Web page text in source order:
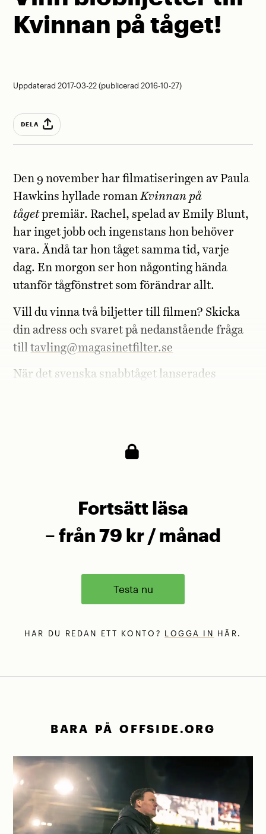
Kvinnan på tåget!
Uppdaterad 2017-03-22 (publicerad 2016-10-27)
DELA
Den 9 november har filmatiseringen av Paula
Hawkins hyllade romanKvinnan på
tågetpremiär. Rachel, spelad av Emily Blunt,
har inget jobb och ingenstans hon behöver
vara. Ändå tar hon tåget samma tid, varje
dag. En morgon ser hon någonting hända
utanför tågfönstret som förändrar allt.
Vill du vinna två biljetter till filmen? Skicka
din adress och svaret på nedanstående fråga
tilltavling@magasinetfilter.se
När det svenska snabbtåget lanserades
Fortsätt läsa
– från 79 kr / månad
Testa nu
HAR DU REDAN ETT KONTO? LOGGA IN HÄR.
BARA PÅ OFFSIDE.ORG